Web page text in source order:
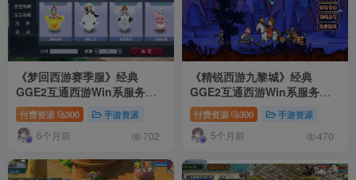
《梦回西游赛季服》经典
GGE2互通西游Win系服务端
+安卓PC双端互通+GM工具
+全套源码+详细搭建教程
付费资源 300 手游资源
6个月前 702
《精锐西游九黎城》经典
GGE2互通西游Win系服务端
+安卓PC双端互通+全套源码
+详细搭建教程
付费资源 300 手游资源
5个月前 470
4